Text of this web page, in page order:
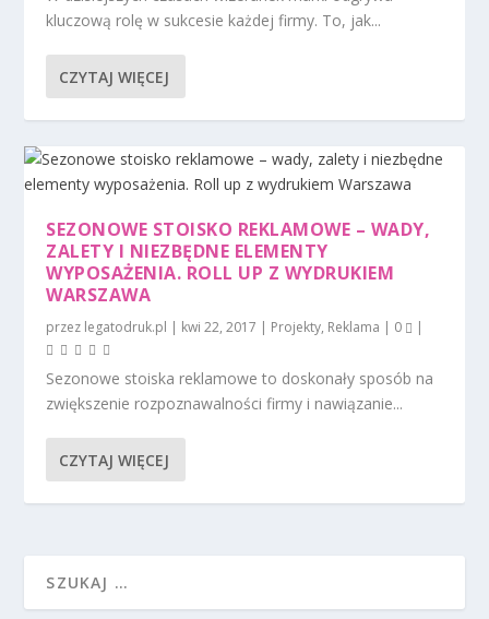
kluczową rolę w sukcesie każdej firmy. To, jak...
CZYTAJ WIĘCEJ
SEZONOWE STOISKO REKLAMOWE – WADY,
ZALETY I NIEZBĘDNE ELEMENTY
WYPOSAŻENIA. ROLL UP Z WYDRUKIEM
WARSZAWA
przez legatodruk.pl | kwi 22, 2017 | Projekty, Reklama | 0 |
Sezonowe stoiska reklamowe to doskonały sposób na
zwiększenie rozpoznawalności firmy i nawiązanie...
CZYTAJ WIĘCEJ